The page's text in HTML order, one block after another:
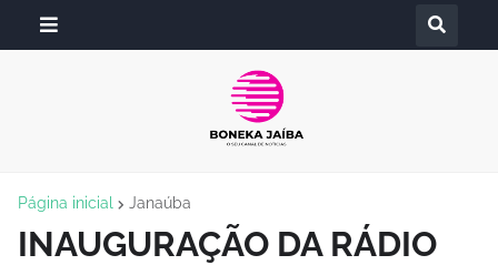
Página inicial Janaúba
INAUGURAÇÃO DA RÁDIO